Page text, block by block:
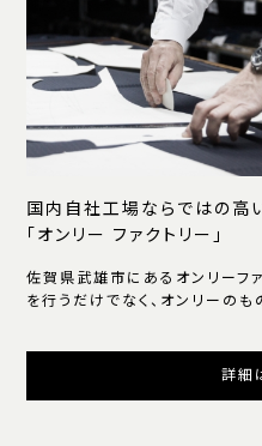
国内自社工場ならではの高
「オンリー ファクトリー」
佐賀県武雄市にあるオンリーフ
を行うだけでなく、オンリーのも
詳細